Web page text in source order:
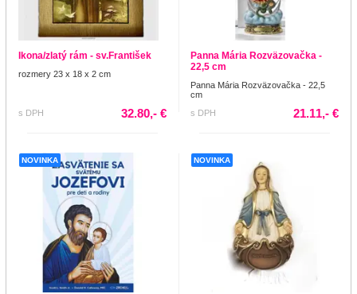
Ikona/zlatý rám - sv.František
rozmery 23 x 18 x 2 cm
s DPH 32.80,- €
Panna Mária Rozväzovačka -
22,5 cm
Panna Mária Rozväzovačka - 22,5
cm
s DPH
21.11,- €
NOVINKA NOVINKA